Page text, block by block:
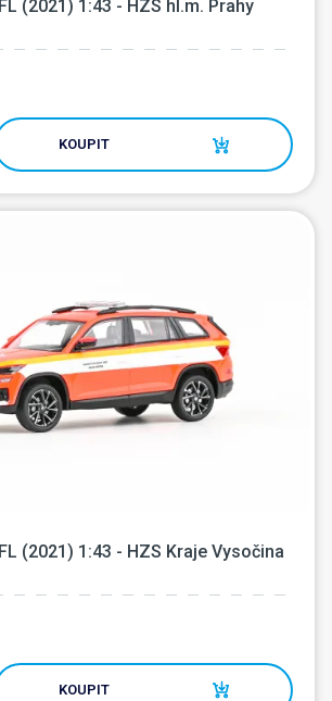
(2021) 1:43 - HZS hl.m. Prahy
KOUPIT
(2021) 1:43 - HZS Kraje Vysočina
KOUPIT